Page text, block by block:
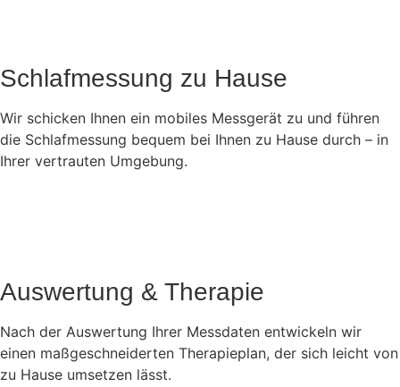
Schlafmessung zu Hause
Wir schicken Ihnen ein mobiles Messgerät zu und führen
die Schlafmessung bequem bei Ihnen zu Hause durch – in
Ihrer vertrauten Umgebung.
Auswertung & Therapie
Nach der Auswertung Ihrer Messdaten entwickeln wir
einen maßgeschneiderten Therapieplan, der sich leicht von
zu Hause umsetzen lässt.